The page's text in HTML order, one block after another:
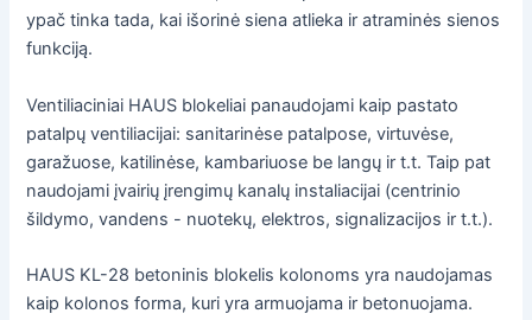
ypač tinka tada, kai išorinė siena atlieka ir atraminės sienos
funkciją.
Ventiliaciniai HAUS blokeliai panaudojami kaip pastato
patalpų ventiliacijai: sanitarinėse patalpose, virtuvėse,
garažuose, katilinėse, kambariuose be langų ir t.t. Taip pat
naudojami įvairių įrengimų kanalų instaliacijai (centrinio
šildymo, vandens - nuotekų, elektros, signalizacijos ir t.t.).
HAUS KL-28 betoninis blokelis kolonoms yra naudojamas
kaip kolonos forma, kuri yra armuojama ir betonuojama.